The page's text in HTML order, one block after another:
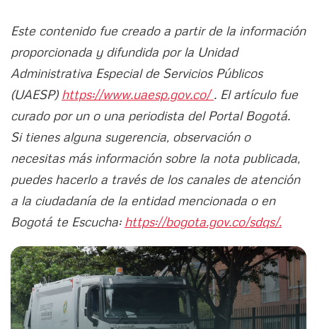
Este contenido fue creado a partir de la información
proporcionada y difundida por la Unidad
Administrativa Especial de Servicios Públicos
(UAESP) https://www.uaesp.gov.co/. El artículo fue
curado por un o una periodista del Portal Bogotá.
Si tienes alguna sugerencia, observación o
necesitas más información sobre la nota publicada,
puedes hacerlo a través de los canales de atención
a la ciudadanía de la entidad mencionada o en
Bogotá te Escucha: https://bogota.gov.co/sdqs/.